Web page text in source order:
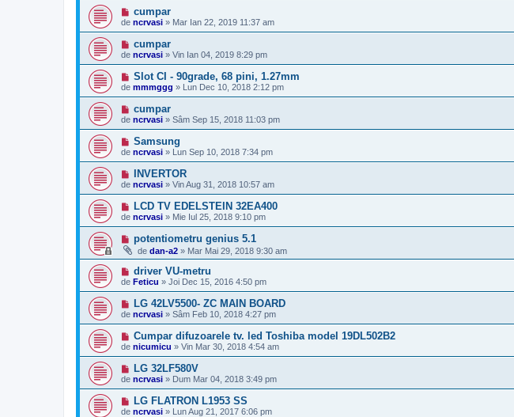
cumpar
de ncrvasi » Mar Ian 22, 2019 11:37 am
cumpar
de ncrvasi » Vin Ian 04, 2019 8:29 pm
Slot CI - 90grade, 68 pini, 1.27mm
de mmmggg » Lun Dec 10, 2018 2:12 pm
cumpar
de ncrvasi » Sâm Sep 15, 2018 11:03 pm
Samsung
de ncrvasi » Lun Sep 10, 2018 7:34 pm
INVERTOR
de ncrvasi » Vin Aug 31, 2018 10:57 am
LCD TV EDELSTEIN 32EA400
de ncrvasi » Mie Iul 25, 2018 9:10 pm
potentiometru genius 5.1
de dan-a2 » Mar Mai 29, 2018 9:30 am
driver VU-metru
de Feticu » Joi Dec 15, 2016 4:50 pm
LG 42LV5500- ZC MAIN BOARD
de ncrvasi » Sâm Feb 10, 2018 4:27 pm
Cumpar difuzoarele tv. led Toshiba model 19DL502B2
de nicumicu » Vin Mar 30, 2018 4:54 am
LG 32LF580V
de ncrvasi » Dum Mar 04, 2018 3:49 pm
LG FLATRON L1953 SS
de ncrvasi » Lun Aug 21, 2017 6:06 pm